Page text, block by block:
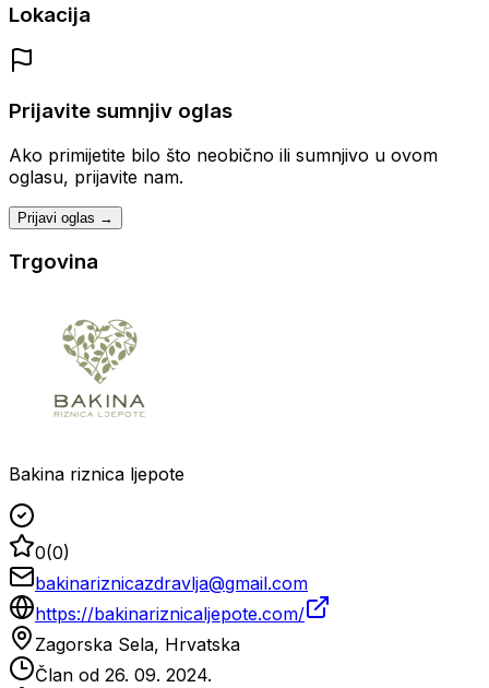
Lokacija
Prijavite sumnjiv oglas
Ako primijetite bilo što neobično ili sumnjivo u ovom
oglasu, prijavite nam.
Prijavi oglas →
Trgovina
Bakina riznica ljepote
0(0)
bakinariznicazdravlja@gmail.com
https://bakinariznicaljepote.com/
Zagorska Sela, Hrvatska
Član od 26. 09. 2024.